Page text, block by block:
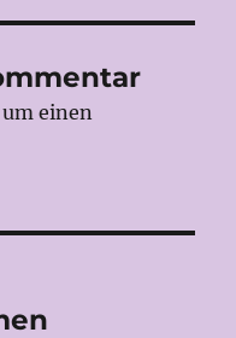
einen